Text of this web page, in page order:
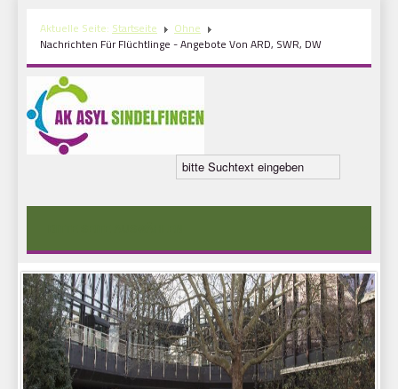
Aktuelle Seite: Startseite
Ohne
Nachrichten Für Flüchtlinge - Angebote Von ARD, SWR, DW